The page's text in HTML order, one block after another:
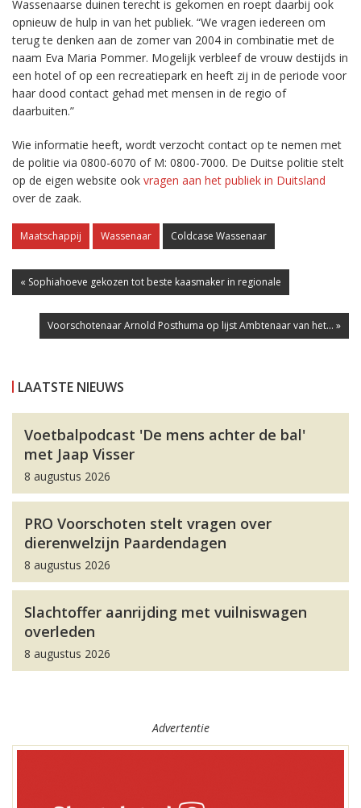
Wassenaarse duinen terecht is gekomen en roept daarbij ook
opnieuw de hulp in van het publiek. “We vragen iedereen om
terug te denken aan de zomer van 2004 in combinatie met de
naam Eva Maria Pommer. Mogelijk verbleef de vrouw destijds in
een hotel of op een recreatiepark en heeft zij in de periode voor
haar dood contact gehad met mensen in de regio of
daarbuiten.”
Wie informatie heeft, wordt verzocht contact op te nemen met
de politie via 0800-6070 of M: 0800-7000. De Duitse politie stelt
op de eigen website ook vragen aan het publiek in Duitsland
over de zaak.
Maatschappij Wassenaar Coldcase Wassenaar
« Sophiahoeve gekozen tot beste kaasmaker in regionale
Voorschotenaar Arnold Posthuma op lijst Ambtenaar van het... »
LAATSTE NIEUWS
Voetbalpodcast 'De mens achter de bal'
met Jaap Visser
8 augustus 2026
PRO Voorschoten stelt vragen over
dierenwelzijn Paardendagen
8 augustus 2026
Slachtoffer aanrijding met vuilniswagen
overleden
8 augustus 2026
Advertentie